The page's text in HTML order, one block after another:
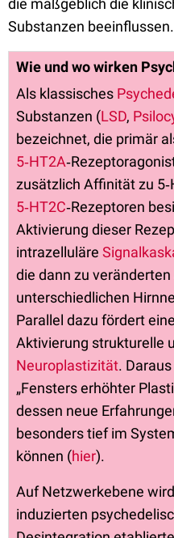
die maßgeblich die
Substanzen beeinflussen.
Wie und wo wirken
Als klassisches
Substanzen (LSD,
bezeichnet, die primär
5‑HT2A
zusätzlich Affinität zu
5‑HT2C‑Rezeptoren
Aktivierung dieser
intrazelluläre
die dann zu
unterschiedlichen
Parallel dazu fördert
Aktivierung strukturelle
Neuroplastizität.
„Fensters erhöhter
dessen neue
besonders tief im
können (hier).
Auf Netzwerkebene
induzierten